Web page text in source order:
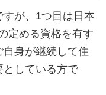
すが、1つ目は日本
定める資格を有す
身が継続して住
としている方で